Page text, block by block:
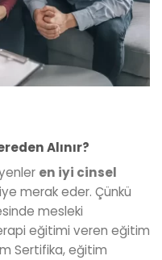
Alınır?
en iyi cinsel
merak eder. Çünkü
mesleki
eğitimi veren eğitim
Sertifika, eğitim